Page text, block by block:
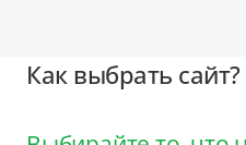
Как выбрать сайт?